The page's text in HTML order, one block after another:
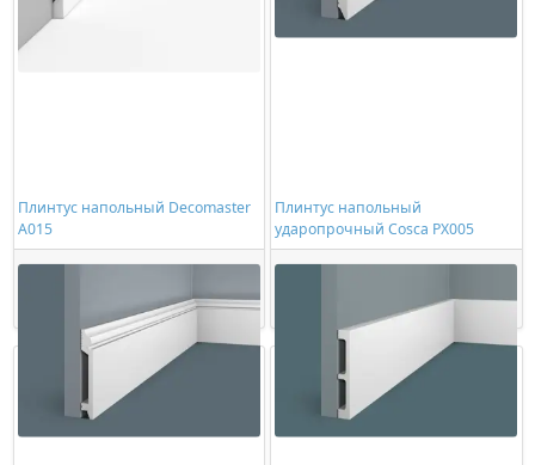
Плинтус напольный Decomaster
A015
1102,00 ₽/шт
Купить
Плинтус напольный
ударопрочный Cosca PX005
966,00 ₽/шт
Купить